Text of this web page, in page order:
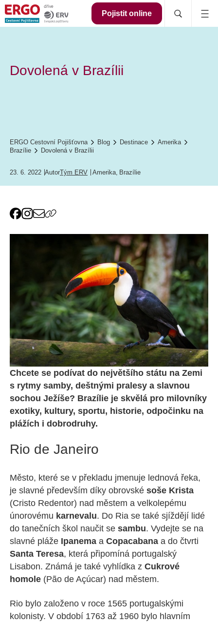
Pojistit online
Dovolená v Brazílii
ERGO Cestovní Pojišťovna Blog Destinace
Amerika
Brazílie
Dovolená v Brazílii
23. 6. 2022 AutorTým ERV Amerika, Brazílie
Chcete se podívat do největšího státu na Zemi
s rytmy samby, deštnými pralesy a slavnou
sochou Ježíše? Brazílie je skvělá pro milovníky
exotiky, kultury, sportu, historie, odpočinku na
plážích i dobrodruhy.
Rio de Janeiro
Město, které se v překladu jmenuje lednová řeka,
je slavné především díky obrovské soše Krista
(Cristo Redentor) nad městem a velkolepému
únorovému karnevalu. Do Ria se také sjíždějí lidé
do tanečních škol naučit se sambu. Vydejte se na
slavné pláže Ipanema a Copacabana a do čtvrti
Santa Teresa, která připomíná portugalský
Lisabon. Známá je také vyhlídka z Cukrové
homole (Pão de Açúcar) nad městem.
Rio bylo založeno v roce 1565 portugalskými
kolonisty. V období 1763 až 1960 bylo hlavním